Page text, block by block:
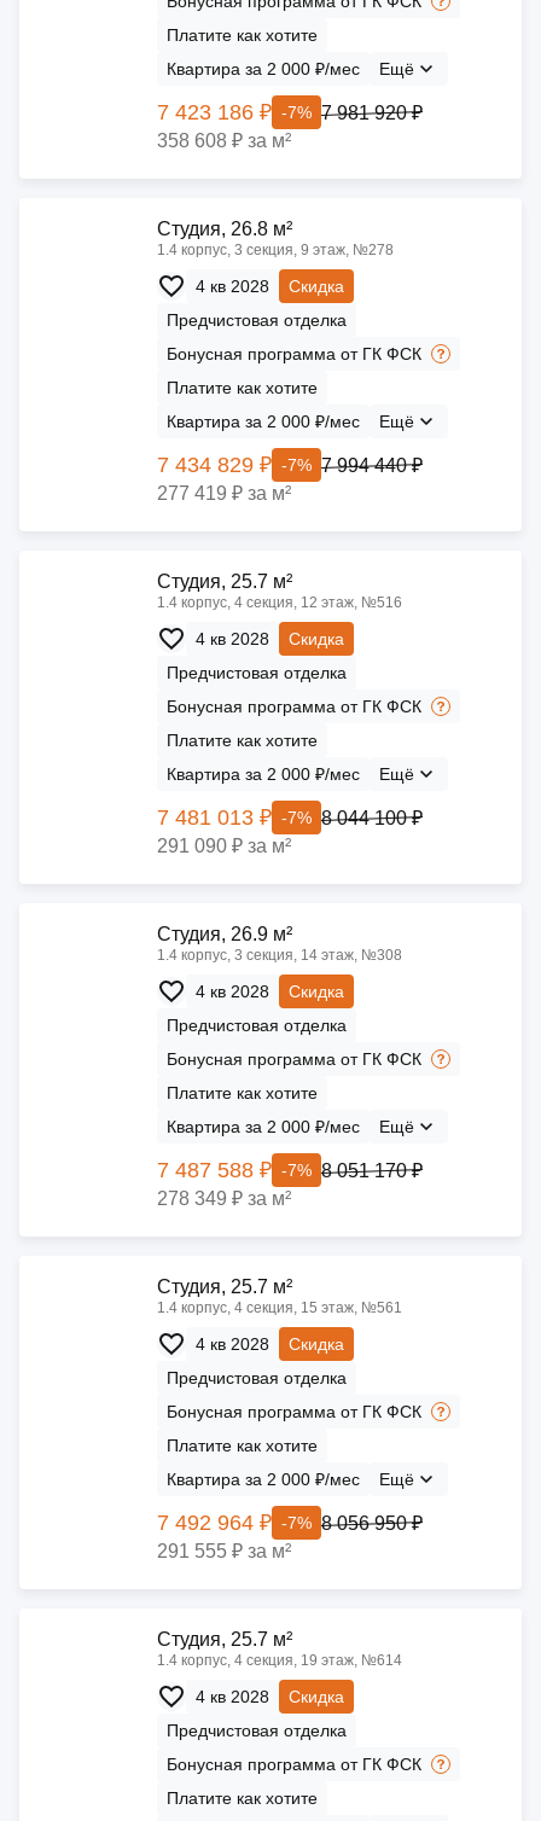
Платите как хотите
Квартира за 2 000 ₽/мес
Ещё
7 423 186 ₽ -7% 7 981 920 ₽
358 608 ₽ за м²
Cтудия, 26.8 м²
1.4 корпус, 3 секция, 9 этаж, №278
4 кв 2028
Скидка
Предчистовая отделка
Бонусная программа от ГК ФСК
Платите как хотите
Квартира за 2 000 ₽/мес
Ещё
7 434 829 ₽ -7% 7 994 440 ₽
277 419 ₽ за м²
Cтудия, 25.7 м²
1.4 корпус, 4 секция, 12 этаж, №516
4 кв 2028
Скидка
Предчистовая отделка
Бонусная программа от ГК ФСК
Платите как хотите
Квартира за 2 000 ₽/мес
Ещё
7 481 013 ₽ -7% 8 044 100 ₽
291 090 ₽ за м²
Cтудия, 26.9 м²
1.4 корпус, 3 секция, 14 этаж, №308
4 кв 2028
Скидка
Предчистовая отделка
Бонусная программа от ГК ФСК
Платите как хотите
Квартира за 2 000 ₽/мес
Ещё
7 487 588 ₽ -7% 8 051 170 ₽
278 349 ₽ за м²
Cтудия, 25.7 м²
1.4 корпус, 4 секция, 15 этаж, №561
4 кв 2028
Скидка
Предчистовая отделка
Бонусная программа от ГК ФСК
Платите как хотите
Квартира за 2 000 ₽/мес
Ещё
7 492 964 ₽ -7% 8 056 950 ₽
291 555 ₽ за м²
Cтудия, 25.7 м²
1.4 корпус, 4 секция, 19 этаж, №614
4 кв 2028
Скидка
Предчистовая отделка
Бонусная программа от ГК ФСК
Платите как хотите